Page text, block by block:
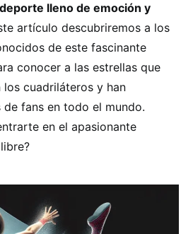
lleno de emoción y
artículo descubriremos a los
de este fascinante
conocer a las estrellas que
los cuadriláteros y han
fans en todo el mundo.
en el apasionante